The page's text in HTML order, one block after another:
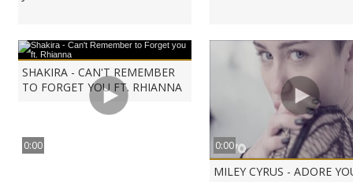
0:00
SHAKIRA - CAN'T REMEMBER
TO FORGET YOU FT. RHIANNA
0:00
MILEY CYRUS - ADORE